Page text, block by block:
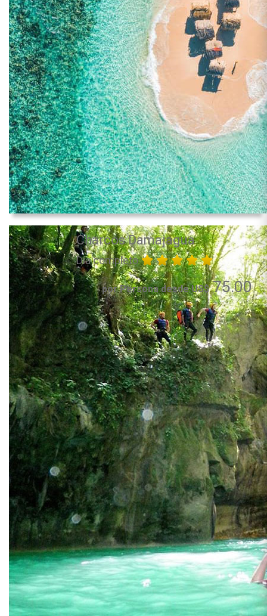
Charcos Damajagua
Día completo
por Persona desde US$75.00